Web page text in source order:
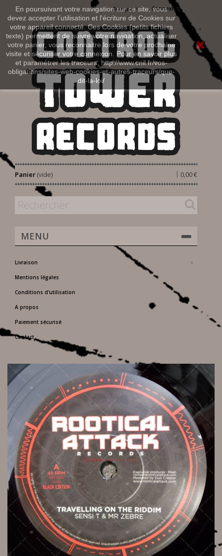
En poursuivant votre navigation sur ce site, vous
devez accepter l’utilisation et l'écriture de Cookies sur
votre appareil connecté. Ces Cookies (petits fichiers
texte) permettent de suivre votre navigation, actualiser
votre panier, vous reconnaitre lors de votre prochaine
visite et sécuriser votre connexion. Pour en savoir plus
et paramétrer les traceurs: http://www.cnil.fr/vos-
obligations/sites-web-cookies-et-autres-traceurs/que-
dit-la-loi/
Connexion
Français
Panier 0,00 €
|
(vide)
MENU
Livraison
Mentions légales
Conditions d'utilisation
A propos
Paiement sécurisé
Contact